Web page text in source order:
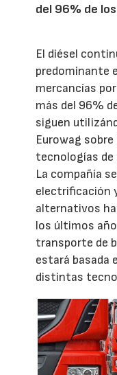
del 96% de
El diésel
predominante
mercancías
más del 96%
siguen
Eurowag
tecnologías de
La compañía
electrificación
alternativos
los últimos
transporte de
estará basada
distintas